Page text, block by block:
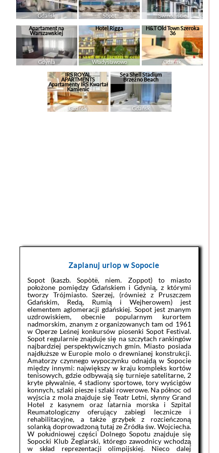
Gdańsk Sopot
Świnoujście
Apartament na
Warszawskiej
Gdynia
Hotel Rigga
Władysławowo
H&T Old Town Szeroka
36
Gdańsk
IRS ROYAL
APARTMENTS
Apartamenty IRS Kwartał
Kamienic
Gdańsk
Sea Shell Stadium
Brzeźno Beach
Gdańsk
Zaplanuj urlop w Sopocie
Sopot (kaszb. Sopòtë, niem. Zoppot) to miasto
położone pomiędzy Gdańskiem i Gdynią, z którymi
tworzy Trójmiasto. Szerzej, (również z Pruszczem
Gdańskim, Redą, Rumią i Wejherowem) jest
elementem aglomeracji gdańskiej. Sopot jest znanym
uzdrowiskiem, obecnie popularnym kurortem
nadmorskim, znanym z organizowanych tam od 1961
w Operze Leśnej konkursów piosenki Sopot Festival.
Sopot regularnie znajduje się na szczytach rankingów
najbardziej perspektywicznych gmin. Miasto posiada
najdłuższe w Europie molo o drewnianej konstrukcji.
Amatorzy czynnego wypoczynku odnajdą w Sopocie
między innymi: największy w kraju kompleks kortów
tenisowych, gdzie odbywają się turnieje satelitarne, 2
kryte pływalnie, 4 stadiony sportowe, tory wyścigów
konnych, szlaki piesze i szlaki rowerowe. Na północ od
wyjscia z mola znajduje się Teatr Letni, słynny Grand
Hotel z kasynem oraz latarnia morska i Szpital
Reumatologiczny oferujący zabiegi lecznicze i
rehabilitacyjne, a także grzybek z rozcieńczoną
solanką doprowadzoną tutaj ze Źródła św. Wojciecha.
W południowej części Dolnego Sopotu znajduje się
Sopocki Klub Żeglarski, którego zawodnicy wchodzą
w skład reprezentacji olimpijskiej. Nieco dalej